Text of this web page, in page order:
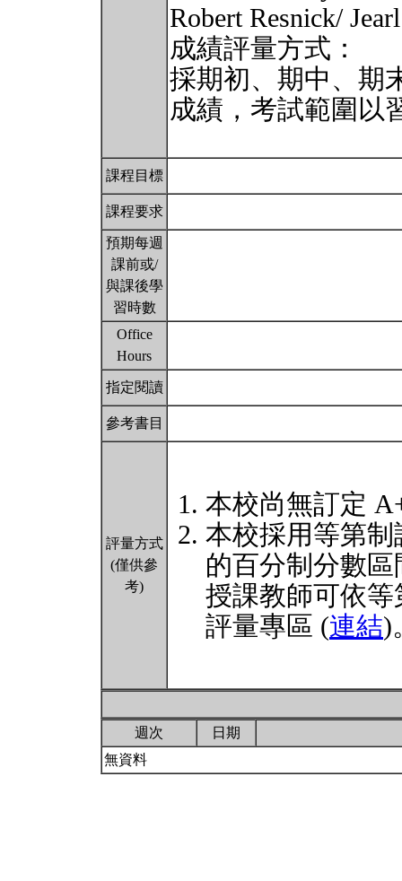
Robert Resnick/
成績評量方式：
採期初、期中、期
成績，考試範圍以
課程目標
課程要求
預期每週
課前或/
與課後學
習時數
Office
Hours
指定閱讀
參考書目
評量方式
(僅供參
考)
本校尚無訂定
本校採用等第
的百分制分數
授課教師可依
評量專區 (連結)
週次
日期
無資料